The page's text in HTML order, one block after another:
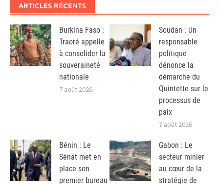
ARTICLES RÉCENTS
Burkina Faso :
Traoré appelle
à consolider la
souveraineté
nationale
7 août 2026
Soudan : Un
responsable
politique
dénonce la
démarche du
Quintette sur le
processus de
paix
7 août 2026
Bénin : Le
Sénat met en
place son
premier bureau
Gabon : Le
secteur minier
au cœur de la
stratégie de